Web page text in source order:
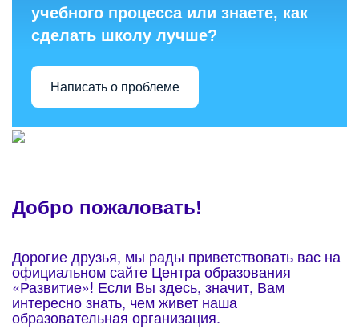
учебного процесса или знаете, как
сделать школу лучше?
Написать о проблеме
Добро пожаловать!
Дорогие друзья, мы рады приветствовать вас на
официальном сайте Центра образования
«Развитие»! Если Вы здесь, значит, Вам
интересно знать, чем живет наша
образовательная организация.